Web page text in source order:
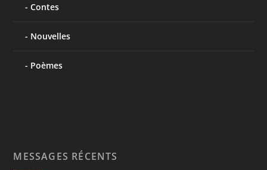
Contes
Nouvelles
Poèmes
MESSAGES RÉCENTS